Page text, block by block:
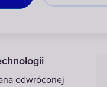
odwróconej